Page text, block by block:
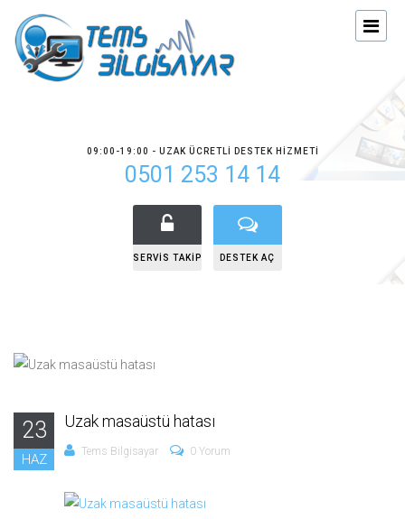
09:00-19:00 - UZAK ÜCRETLI DESTEK HIZMETI
0501 253 14 14
SERVIS TAKIP DESTEK AÇ
23
HAZ
Uzak masaüstü hatası
Tems Bilgisayar 0 Yorum